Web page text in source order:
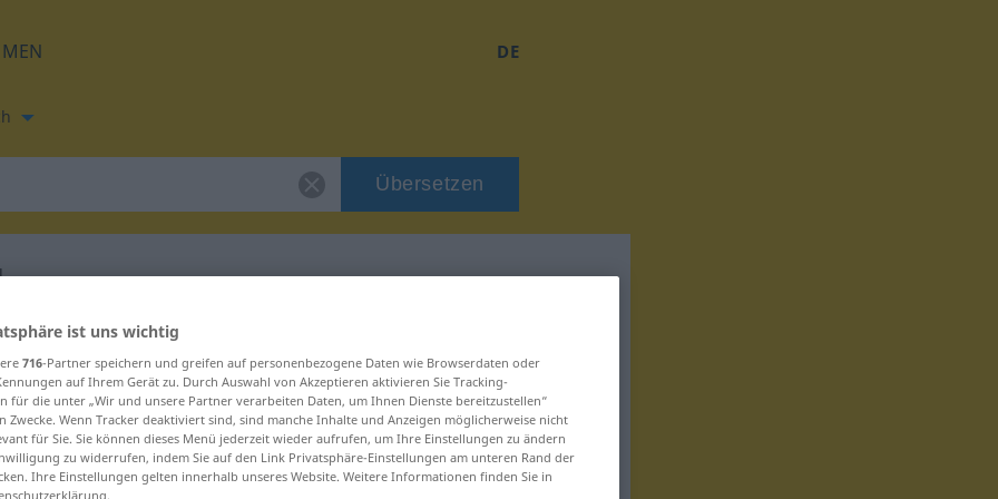
DE
Übersetzen
für "chlorofyl"
ist uns wichtig
716-Partner speichern und greifen auf personenbezogene Daten wie Browserdaten oder
auf Ihrem Gerät zu. Durch Auswahl von Akzeptieren aktivieren Sie Tracking-
für die unter „Wir und unsere Partner verarbeiten Daten, um Ihnen Dienste bereitzustellen“
Zwecke. Wenn Tracker deaktiviert sind, sind manche Inhalte und Anzeigen möglicherweise nicht
für Sie. Sie können dieses Menü jederzeit wieder aufrufen, um Ihre Einstellungen zu ändern
zu widerrufen, indem Sie auf den Link Privatsphäre-Einstellungen am unteren Rand der
Ihre Einstellungen gelten innerhalb unseres Website. Weitere Informationen finden Sie in